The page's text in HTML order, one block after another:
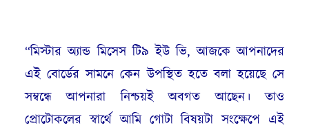
“মিস্টার অ্যান্ড মিসেস টি৯ ইউ ভি, আজকে আপনাদের
এই বোর্ডের সামনে কেন উপস্থিত হতে বলা হয়েছে সে
সম্বন্ধে আপনারা নিশ্চয়ই অবগত আছেন। তাও
প্রোটোকলের স্বার্থে আমি গোটা বিষয়টা সংক্ষেপে এই